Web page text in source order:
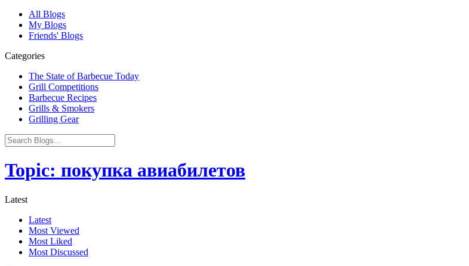
All Blogs
My Blogs
Friends' Blogs
Categories
The State of Barbecue Today
Grill Competitions
Barbecue Recipes
Grills & Smokers
Grilling Gear
Topic: покупка авиабилетов
Latest
Latest
Most Viewed
Most Liked
Most Discussed